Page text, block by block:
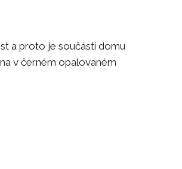
a proto je součástí domu
v černém opalovaném